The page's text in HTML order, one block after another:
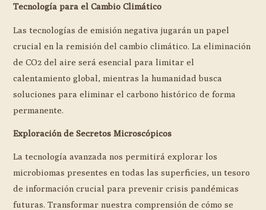
Tecnología para el Cambio Climático
Las tecnologías de emisión negativa jugarán un papel
crucial en la remisión del cambio climático. La eliminación
de CO2 del aire será esencial para limitar el
calentamiento global, mientras la humanidad busca
soluciones para eliminar el carbono histórico de forma
permanente.
Exploración de Secretos Microscópicos
La tecnología avanzada nos permitirá explorar los
microbiomas presentes en todas las superficies, un tesoro
de información crucial para prevenir crisis pandémicas
futuras. Transformar nuestra comprensión de cómo se